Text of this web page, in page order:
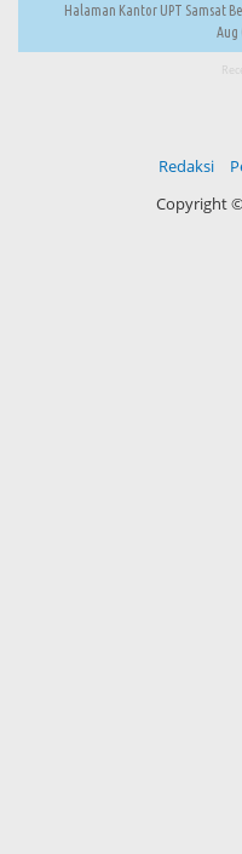
Halaman Kantor UPT Samsat
Aug
Redaksi
Copyright